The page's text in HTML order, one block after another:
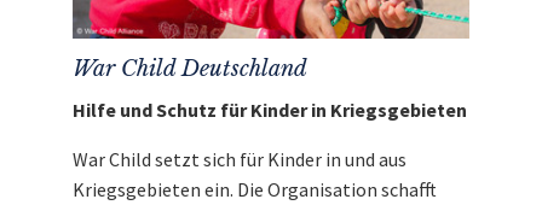
Inklusive Custom Line Case
Hinweis: Versandkosten trägt der
Auktionsgewinner.
Mit dem Erlös dieser Auktion unterstützen
wirWar Child Deutschland.
War Child Deutschland
Hilfe und Schutz für Kinder in Kriegsgebieten
War Child setzt sich für Kinder in und aus
Kriegsgebieten ein. Die Organisation schafft